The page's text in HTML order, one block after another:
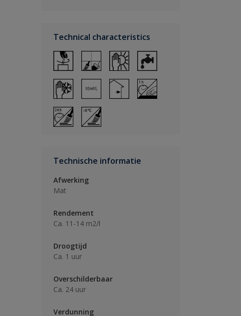
Technical characteristics
Technische informatie
Afwerking
Mat
Rendement
Ca. 11-14 m2/l
Droogtijd
Ca. 1 uur
Overschilderbaar
Ca. 24 uur
Verdunning